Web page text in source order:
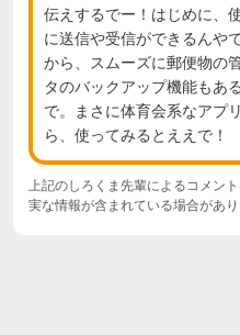
伝えするでー！はじめに、
に送信や受信ができるんや
から、スムーズに郵便物の
タのバックアップ機能もあ
で。まさに体育会系なアプ
ら、使ってみるとええで！
上記のしろくま先輩によるコメン
実な情報が含まれている場合があり